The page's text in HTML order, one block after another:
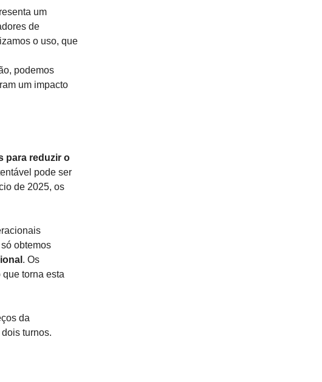
um
de
o uso, que
podemos
um impacto
para reduzir o
pode ser
de 2025, os
obtemos
. Os
torna esta
da
turnos.